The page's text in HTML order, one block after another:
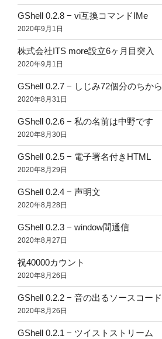
GShell 0.2.8 − vi互換コマンドIMe
2020年9月1日
株式会社ITS more設立6ヶ月目突入
2020年9月1日
GShell 0.2.7 − しじみ72個分のちから
2020年8月31日
GShell 0.2.6 − 私の名前は中野です
2020年8月30日
GShell 0.2.5 − 電子署名付きHTML
2020年8月29日
GShell 0.2.4 − 声明文
2020年8月28日
GShell 0.2.3 − window間通信
2020年8月27日
祝40000カウント
2020年8月26日
GShell 0.2.2 − 音の出るソースコード
2020年8月26日
GShell 0.2.1 − ツイストストリーム